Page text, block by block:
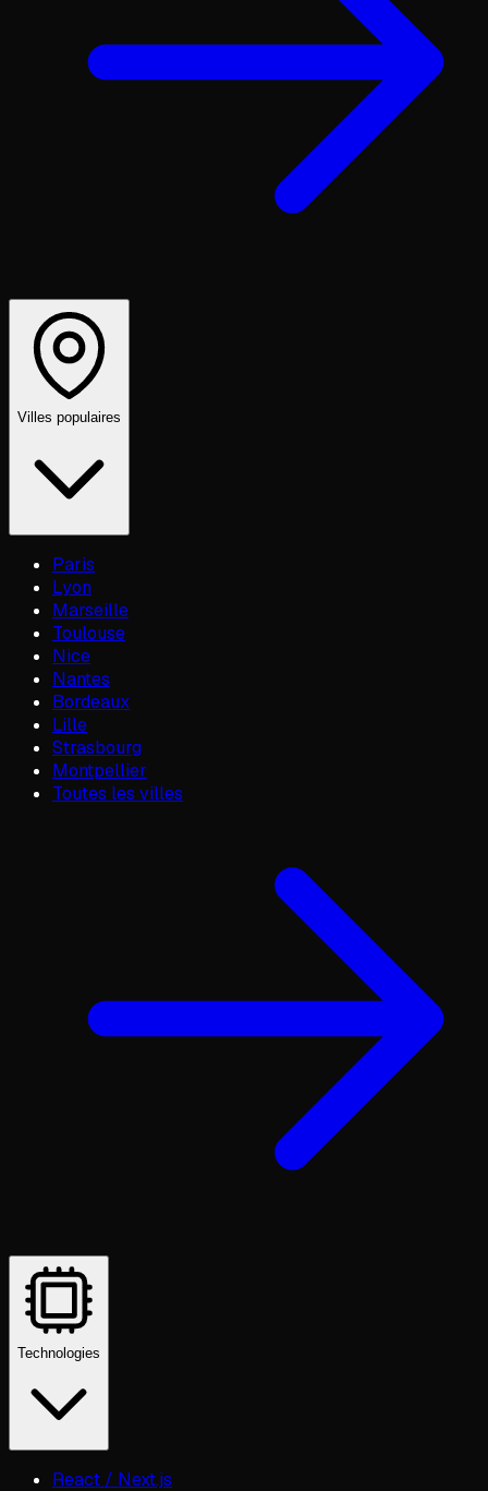
Villes populaires
Paris
Lyon
Marseille
Toulouse
Nice
Nantes
Bordeaux
Lille
Strasbourg
Montpellier
Toutes les villes
Technologies
React / Next.js